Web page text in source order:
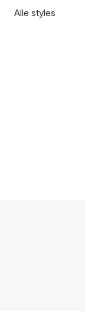
Alle styles